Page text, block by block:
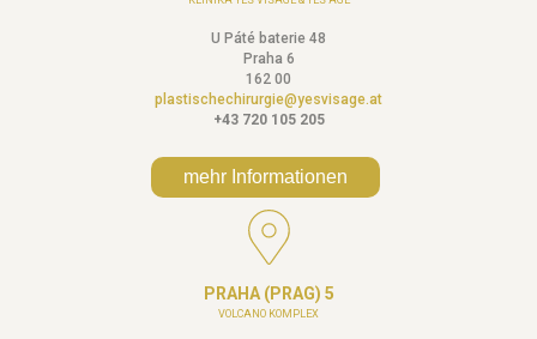
U Páté baterie 48
Praha 6
162 00
plastischechirurgie@yesvisage.at
+43 720 105 205
mehr Informationen
PRAHA (PRAG) 5
VOLCANO KOMPLEX